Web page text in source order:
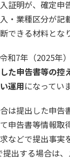
証明が、確定申
・業種区分が記
できる材料とな
和7年（2025年）
た申告書等の控
運用になってい
は提出した申告
申告書等情報取
などで提出事実
提出する場合は